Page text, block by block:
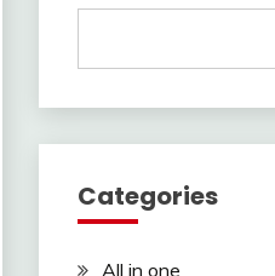
Categories
All in one